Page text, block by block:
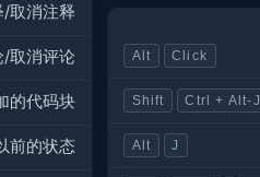
/取消注释
/取消评论
的代码块
前的状态
Alt Click
Shift Ctrl + Alt-J
Alt J